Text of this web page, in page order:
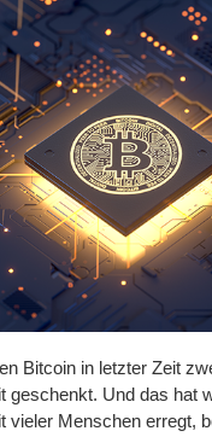
Bitcoin in letzter Zeit
geschenkt. Und das hat
vieler Menschen erregt,